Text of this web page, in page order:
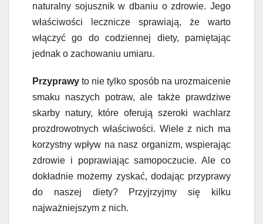
naturalny sojusznik w dbaniu o zdrowie. Jego
właściwości lecznicze sprawiają, że warto
włączyć go do codziennej diety, pamiętając
jednak o zachowaniu umiaru.
Przyprawy to nie tylko sposób na urozmaicenie
smaku naszych potraw, ale także prawdziwe
skarby natury, które oferują szeroki wachlarz
prozdrowotnych właściwości. Wiele z nich ma
korzystny wpływ na nasz organizm, wspierając
zdrowie i poprawiając samopoczucie. Ale co
dokładnie możemy zyskać, dodając przyprawy
do naszej diety? Przyjrzyjmy się kilku
najważniejszym z nich.